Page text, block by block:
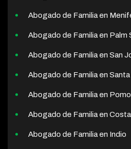
Abogado de Familia en
Abogado de Familia en Palm
Abogado de Familia en San
Abogado de Familia en Santa
Abogado de Familia en
Abogado de Familia en
Abogado de Familia en Indio